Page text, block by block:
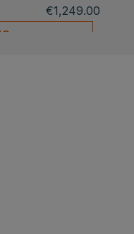
€1,249.00